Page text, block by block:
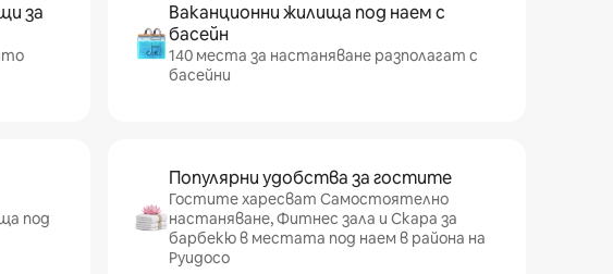
за
Ваканционни жилища под наем с
басейн
140 места за настаняване разполагат с
басейни
под
Популярни удобства за гостите
Гостите харесват Самостоятелно
настаняване, Фитнес зала и Скара за
барбекю в местата под наем в района на
Руидосо